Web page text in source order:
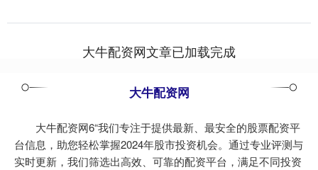
10年的全球政....
大牛配资网文章已加载完成
大牛配资网
大牛配资网6“我们专注于提供最新、最安全的股票配资平
台信息，助您轻松掌握2024年股市投资机会。通过专业评测与
实时更新，我们筛选出高效、可靠的配资平台，满足不同投资